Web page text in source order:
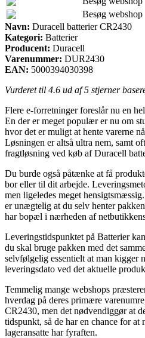
Besøg webshop
Navn: Duracell batterier CR2430
Kategori: Batterier
Producent: Duracell
Varenummer: DUR2430
EAN: 5000394030398
Vurderet til 4.6 ud af 5 stjerner
Flere e-forretninger foreslår nu en
En der er meget populær er nu om
hvor det er muligt at hente varerne
Løsningen er altså ultra nem, samt
fragtløsning ved køb af Duracell
Du burde også påtænke at få
bor eller til dit arbejde.
men ligeledes meget
er unægtelig at du selv henter
har bopæl i nærheden af
Leveringstidspunktet på Batterier
du skal bruge pakken med det
selvfølgelig essentielt at man kigger
leveringsdato ved det aktuelle
Temmelig mange webshops
hverdag på deres primære
CR2430, men det nødvendiggør at
tidspunkt, så de har en chance for at
lageransatte har fyraften.